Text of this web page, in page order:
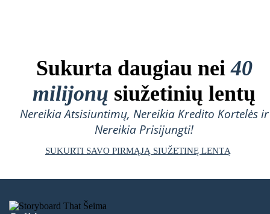
Sukurta daugiau nei40
milijonų siužetinių lentų
Nereikia Atsisiuntimų, Nereikia Kredito Kortelės ir
Nereikia Prisijungti!
SUKURTI SAVO PIRMĄJĄ SIUŽETINĘ LENTĄ